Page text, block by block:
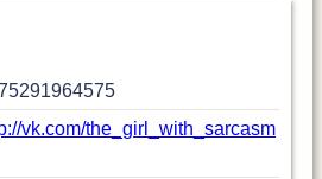
vk.com/the_girl_with_sarcasm